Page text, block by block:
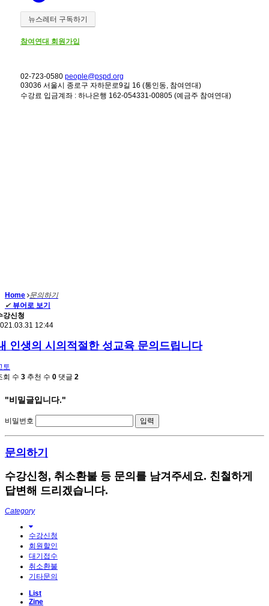
뉴스레터 구독하기
참여연대 회원가입
02-723-0580 people@pspd.org
03036 서울시 종로구 자하문로9길 16 (통인동, 참여연대)
수강료 입금계좌 : 하나은행 162-054331-00805 (예금주 참여연대)
Home 문의하기
✔ 뷰어로 보기
강신청
12:44
인생의 시의적절한 성교육 문의드립니다
토
회 수 3 추천 수 0 댓글 2
"비밀글입니다."
비밀번호
문의하기
수강신청, 취소환불 등 문의를 남겨주세요. 친철하게
답변해 드리겠습니다.
Category
수강신청
회원할인
대기접수
취소환불
기타문의
List
Zine